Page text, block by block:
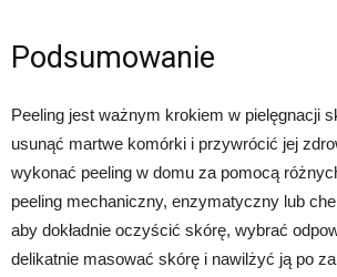
Podsumowanie
Peeling jest ważnym krokiem w pielęgnacji
usunąć martwe komórki i przywrócić jej
wykonać peeling w domu za pomocą
peeling mechaniczny, enzymatyczny lub
aby dokładnie oczyścić skórę, wybrać
delikatnie masować skórę i nawilżyć ją po